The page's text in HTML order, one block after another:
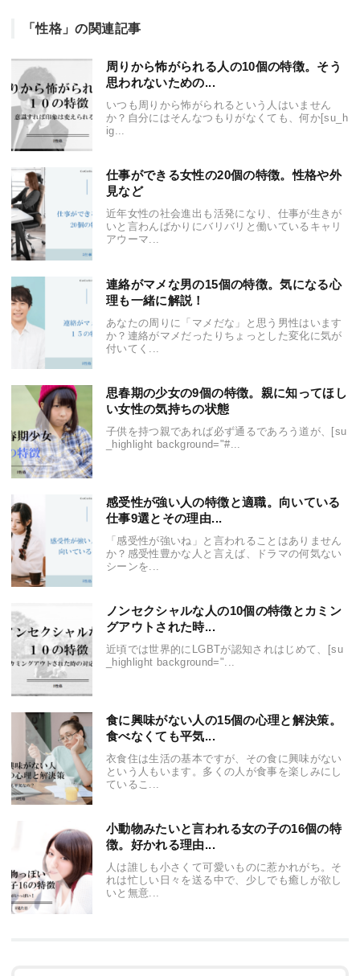
「性格」の関連記事
周りから怖がられる人の10個の特徴。そう
思われないための...
いつも周りから怖がられるという人はいません
か？自分にはそんなつもりがなくても、何か[su_h
ig...
仕事ができる女性の20個の特徴。性格や外
見など
近年女性の社会進出も活発になり、仕事が生きが
いと言わんばかりにバリバリと働いているキャリ
アウーマ...
連絡がマメな男の15個の特徴。気になる心
理も一緒に解説！
あなたの周りに「マメだな」と思う男性はいます
か？連絡がマメだったりちょっとした変化に気が
付いてく...
思春期の少女の9個の特徴。親に知ってほし
い女性の気持ちの状態
子供を持つ親であれば必ず通るであろう道が、[su
_highlight background="#...
感受性が強い人の特徴と適職。向いている
仕事9選とその理由...
「感受性が強いね」と言われることはありません
か？感受性豊かな人と言えば、ドラマの何気ない
シーンを...
ノンセクシャルな人の10個の特徴とカミン
グアウトされた時...
近頃では世界的にLGBTが認知されはじめて、[su
_highlight background="...
食に興味がない人の15個の心理と解決策。
食べなくても平気...
衣食住は生活の基本ですが、その食に興味がない
という人もいます。多くの人が食事を楽しみにし
ているこ...
小動物みたいと言われる女の子の16個の特
徴。好かれる理由...
人は誰しも小さくて可愛いものに惹かれがち。そ
れは忙しい日々を送る中で、少しでも癒しが欲し
いと無意...